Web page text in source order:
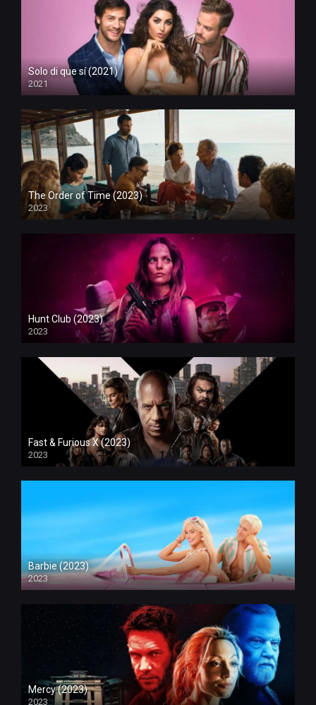
Solo di que sí (2021)
2021
The Order of Time (2023)
2023
Hunt Club (2023)
2023
Fast & Furious X (2023)
2023
Barbie (2023)
2023
Mercy (2023)
2023